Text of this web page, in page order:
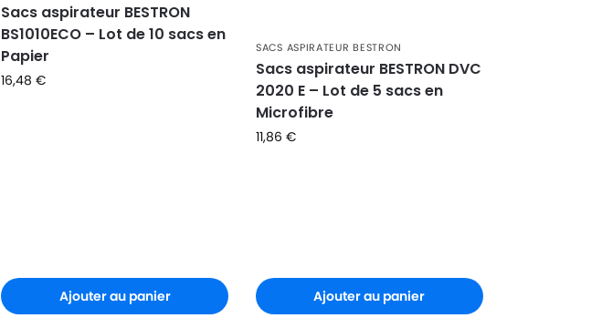
Sacs aspirateur BESTRON
BS1010ECO – Lot de 10 sacs en
Papier
16,48€
Ajouter au panier
SACS ASPIRATEUR BESTRON
Sacs aspirateur BESTRON DVC
2020 E – Lot de 5 sacs en
Microfibre
11,86€
Ajouter au panier